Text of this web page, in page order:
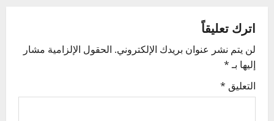
v
i
g
اترك تعليقاً
لن يتم نشر عنوان بريدك الإلكتروني. الحقول الإلزامية مشار
إليها بـ*
التعليق *